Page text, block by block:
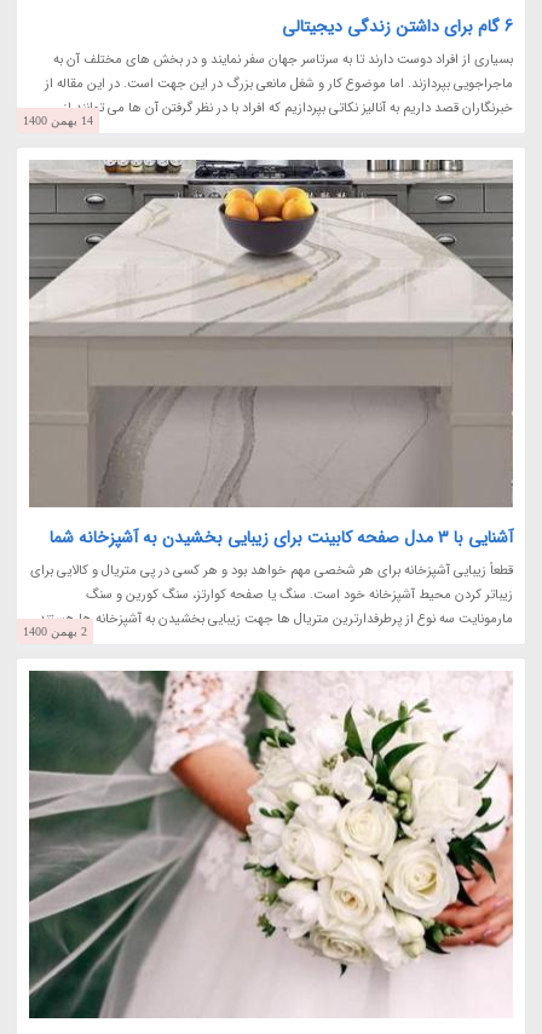
6 گام برای داشتن زندگی دیجیتالی
بسیاری از افراد دوست دارند تا به سرتاسر جهان سفر نمایند و در بخش های مختلف آن به
ماجراجویی بپردازند. اما موضوع کار و شغل مانعی بزرگ در این جهت است. در این مقاله از
خبرنگاران قصد داریم به آنالیز نکاتی بپردازیم که افراد با در نظر گرفتن آن ها می توانند از...
14 بهمن 1400
آشنایی با 3 مدل صفحه کابینت برای زیبایی بخشیدن به آشپزخانه شما
قطعاً زیبایی آشپزخانه برای هر شخصی مهم خواهد بود و هر کسی در پی متریال و کالایی برای
زیباتر کردن محیط آشپزخانه خود است. سنگ یا صفحه کوارتز، سنگ کورین و سنگ
مارمونایت سه نوع از پرطرفدارترین متریال ها جهت زیبایی بخشیدن به آشپزخانه ها هستند.
2 بهمن 1400